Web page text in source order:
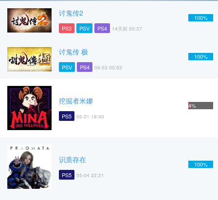
讨鬼传2
PS3 PSV PS4 14天前 00:37
100%
讨鬼传 极
PSV PS4 06-03 00:53
100%
挖掘者米娜
PS5 05-31 18:40
4%
识质存在
PS5 05-04 22:21
100%